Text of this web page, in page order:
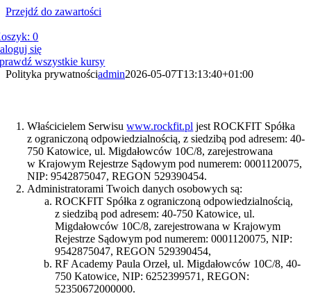
Przejdź do zawartości
0
się
wszystkie kursy
Polityka prywatnościadmin2026-05-07T13:13:40+01:00
Właścicielem Serwisuwww.rockfit.pl jest ROCKFIT Spółka
z ograniczoną odpowiedzialnością, z siedzibą pod adresem: 40-
750 Katowice, ul. Migdałowców 10C/8, zarejestrowana
w Krajowym Rejestrze Sądowym pod numerem: 0001120075,
NIP: 9542875047, REGON 529390454.
Administratorami Twoich danych osobowych są:
ROCKFIT Spółka z ograniczoną odpowiedzialnością,
z siedzibą pod adresem: 40-750 Katowice, ul.
Migdałowców 10C/8, zarejestrowana w Krajowym
Rejestrze Sądowym pod numerem: 0001120075, NIP:
9542875047, REGON 529390454,
RF Academy Paula Orzeł, ul. Migdałowców 10C/8, 40-
750 Katowice, NIP: 6252399571, REGON:
52350672000000.